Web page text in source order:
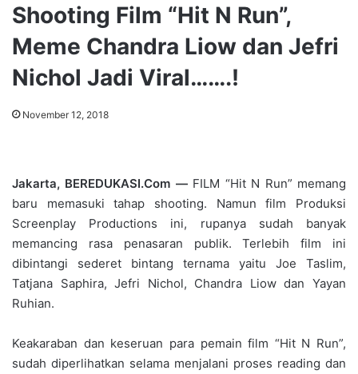
Shooting Film “Hit N Run”,
Meme Chandra Liow dan Jefri
Nichol Jadi Viral…….!
November 12, 2018
Jakarta, BEREDUKASI.Com —FILM “Hit N Run” memang
baru memasuki tahap shooting. Namun film Produksi
Screenplay Productions ini, rupanya sudah banyak
memancing rasa penasaran publik. Terlebih film ini
dibintangi sederet bintang ternama yaitu Joe Taslim,
Tatjana Saphira, Jefri Nichol, Chandra Liow dan Yayan
Ruhian.
Keakaraban dan keseruan para pemain film “Hit N Run”,
sudah diperlihatkan selama menjalani proses reading dan